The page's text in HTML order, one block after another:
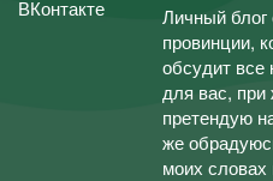
Личный блог
провинции,
обсудит
для вас,
претендую
же
моих словах